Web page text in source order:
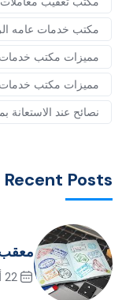
مكتب خدمات عامه
مميزات مكتب خدمات
مميزات مكتب
نصائح عند الاستعانة
Recent Posts
معقب
22 أغسطس، 2025